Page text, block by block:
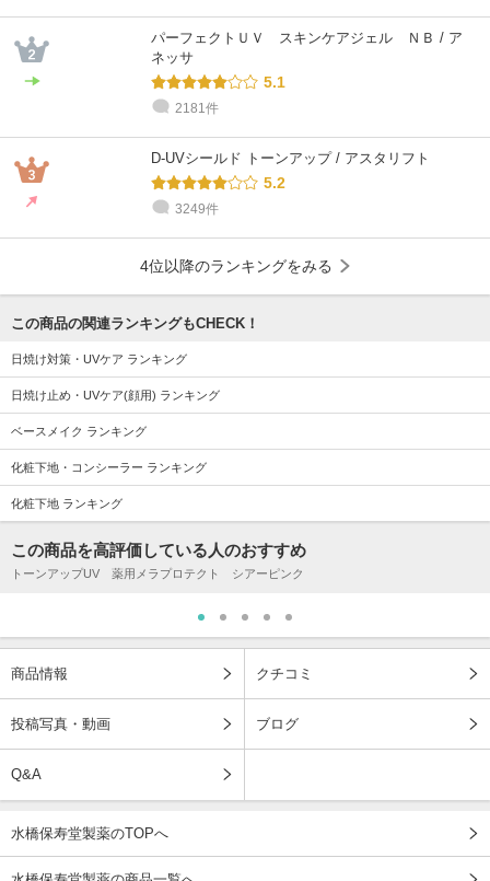
パーフェクトＵＶ スキンケアジェル ＮＢ / ア
ネッサ
5.1
2181件
D-UVシールド トーンアップ / アスタリフト
5.2
3249件
4位以降のランキングをみる
この商品の関連ランキングもCHECK！
日焼け対策・UVケア ランキング
日焼け止め・UVケア(顔用) ランキング
ベースメイク ランキング
化粧下地・コンシーラー ランキング
化粧下地 ランキング
この商品を高評価している人のおすすめ
トーンアップUV 薬用メラプロテクト シアーピンク
商品情報 クチコミ
投稿写真・動画 ブログ
Q&A
水橋保寿堂製薬のTOPへ